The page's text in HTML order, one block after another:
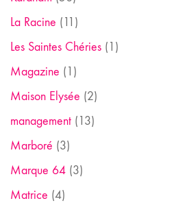
La Racine (11)
Les Saintes Chéries (1)
Magazine (1)
Maison Elysée (2)
management (13)
Marboré (3)
Marque 64 (3)
Matrice (4)